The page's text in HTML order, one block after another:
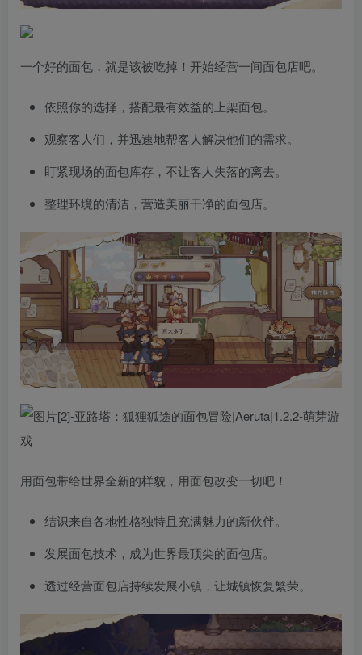
一个好的面包，就是该被吃掉！开始经营一间面包店吧。
依照你的选择，搭配最有效益的上架面包。
观察客人们，并迅速地帮客人解决他们的需求。
盯紧现场的面包库存，不让客人失落的离去。
整理环境的清洁，营造美丽干净的面包店。
用面包带给世界全新的样貌，用面包改变一切吧！
结识来自各地性格独特且充满魅力的新伙伴。
发展面包技术，成为世界最顶尖的面包店。
透过经营面包店持续发展小镇，让城镇恢复繁荣。